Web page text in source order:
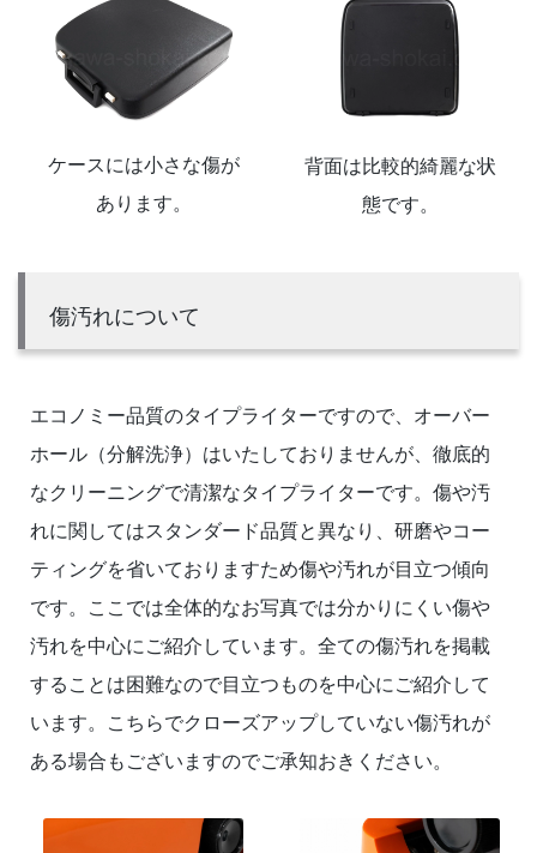
ケースには小さな傷が
あります。
背面は比較的綺麗な状
態です。
傷汚れについて
エコノミー品質のタイプライターですので、オーバー
ホール（分解洗浄）はいたしておりませんが、徹底的
なクリーニングで清潔なタイプライターです。傷や汚
れに関してはスタンダード品質と異なり、研磨やコー
ティングを省いておりますため傷や汚れが目立つ傾向
です。ここでは全体的なお写真では分かりにくい傷や
汚れを中心にご紹介しています。全ての傷汚れを掲載
することは困難なので目立つものを中心にご紹介して
います。こちらでクローズアップしていない傷汚れが
ある場合もございますのでご承知おきください。